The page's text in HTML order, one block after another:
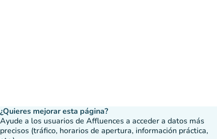
¿Quieres mejorar esta página?
Ayude a los usuarios de Affluences a acceder a datos más
precisos (tráfico, horarios de apertura, información práctica,